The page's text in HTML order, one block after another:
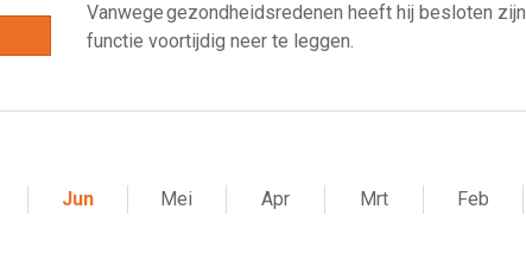
Vanwege gezondheidsredenen heeft hij besloten zijn
functie voortijdig neer te leggen.
Jun Mei Apr Mrt Feb